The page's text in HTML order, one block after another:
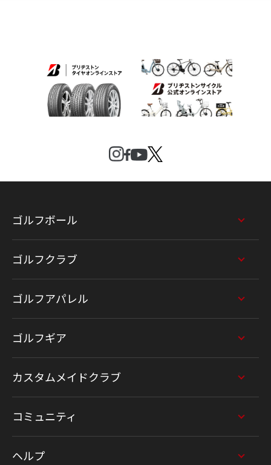
ゴルフボール
ゴルフクラブ
ゴルフアパレル
ゴルフギア
カスタムメイドクラブ
コミュニティ
ヘルプ